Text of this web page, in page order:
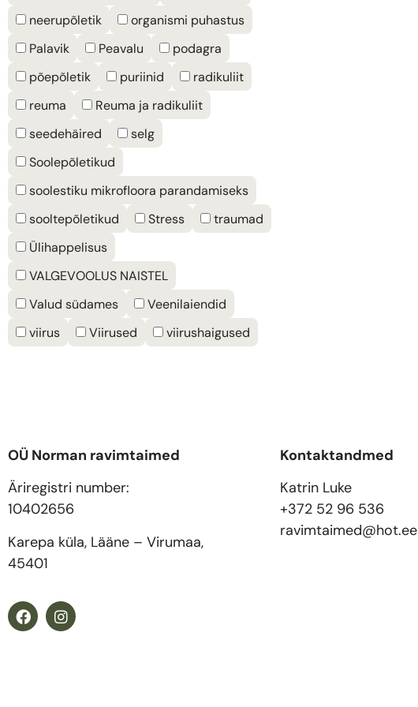
neerupõletik
organismi puhastus
Palavik
Peavalu
podagra
põepõletik
puriinid
radikuliit
reuma
Reuma ja radikuliit
seedehäired
selg
Soolepõletikud
soolestiku mikrofloora parandamiseks
sooltepõletikud
Stress
traumad
Ülihappelisus
VALGEVOOLUS NAISTEL
Valud südames
Veenilaiendid
viirus
Viirused viirushaigused
OÜ Norman ravimtaimed
Äriregistri number:
10402656
Karepa küla, Lääne – Virumaa,
45401
Kontaktandmed
Katrin Luke
+372 52 96 536
ravimtaimed@hot.ee